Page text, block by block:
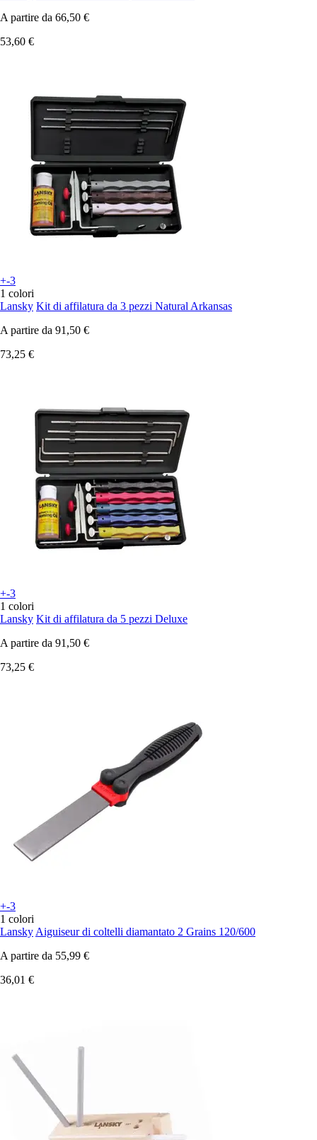
A partire da 66,50 €
53,60 €
+-3
1 colori
Lansky Kit di affilatura da 3 pezzi Natural Arkansas
A partire da 91,50 €
73,25 €
+-3
1 colori
Lansky Kit di affilatura da 5 pezzi Deluxe
A partire da 91,50 €
73,25 €
+-3
1 colori
Lansky Aiguiseur di coltelli diamantato 2 Grains 120/600
A partire da 55,99 €
36,01 €